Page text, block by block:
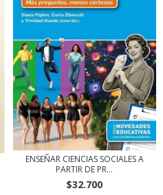
ENSEÑAR CIENCIAS SOCIALES A
PARTIR DE PR...
$32.700